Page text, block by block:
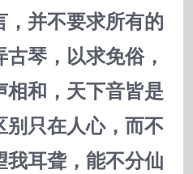
并不要求所有的
琴，以求免俗，
和，天下音皆是
别只在人心，而不
耳聋，能不分仙